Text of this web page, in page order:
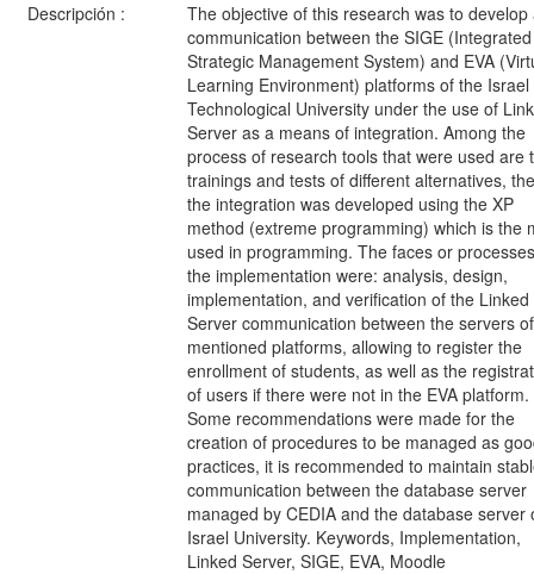
Descripción :
The objective of this research was to develop
communication between the SIGE (Integrated
Strategic Management System) and EVA
Learning Environment) platforms of the Israel
Technological University under the use of
Server as a means of integration. Among the
process of research tools that were used are
trainings and tests of different alternatives,
the integration was developed using the XP
method (extreme programming) which is the
used in programming. The faces or
the implementation were: analysis, design,
implementation, and verification of the Linked
Server communication between the servers
mentioned platforms, allowing to register the
enrollment of students, as well as the
of users if there were not in the EVA platform.
Some recommendations were made for the
creation of procedures to be managed as
practices, it is recommended to maintain
communication between the database server
managed by CEDIA and the database server
Israel University. Keywords, Implementation,
Linked Server, SIGE, EVA, Moodle